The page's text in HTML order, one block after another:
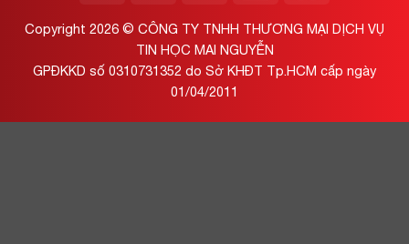
Copyright 2026 © CÔNG TY TNHH THƯƠNG MẠI DỊCH VỤ
TIN HỌC MAI NGUYỄN
GPĐKKD số 0310731352 do Sở KHĐT Tp.HCM cấp ngày
01/04/2011